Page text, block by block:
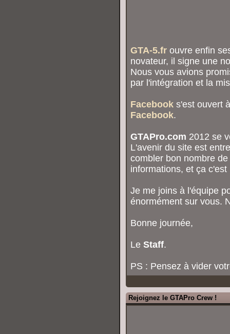
GTA-5.frouvre enfin
novateur, il signe une
Nous vous avions
par l'intégration et la
Facebooks'est ouvert
Facebook.
GTAPro.com 2012 se
L'avenir du site est
combler bon nombre
informations, et ça
Je me joins à l'équipe
énormément sur vous.
Bonne journée,
Le Staff.
PS : Pensez à vider
Rejoignez le GTAPro Crew !